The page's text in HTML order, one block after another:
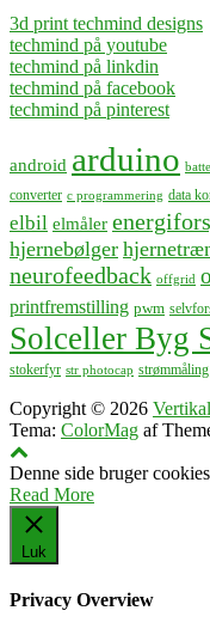
3d print techmind designs
techmind på youtube
techmind på linkdin
techmind på facebook
techmind på pinterest
android arduino
converter c programmering data
elbil elmåler
hjernebølger
neurofeedback offgrid
printfremstilling pwm
Solceller Byg
stokerfyr str photocap
Copyright © 2026
Tema: ColorMag af
Denne side bruger
Read More
Luk
Privacy Overview